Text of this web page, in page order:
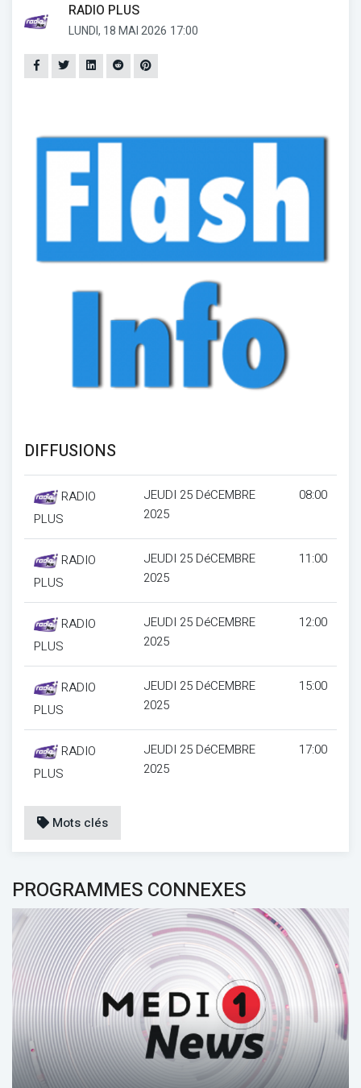
RADIO PLUS
LUNDI, 18 MAI 2026 17:00
DIFFUSIONS
RADIO
PLUS
JEUDI 25 DéCEMBRE
2025
08:00
RADIO
PLUS
JEUDI 25 DéCEMBRE
2025
11:00
RADIO
PLUS
JEUDI 25 DéCEMBRE
2025
12:00
RADIO
PLUS
JEUDI 25 DéCEMBRE
2025
15:00
RADIO
PLUS
JEUDI 25 DéCEMBRE
2025
17:00
Mots clés
PROGRAMMES CONNEXES